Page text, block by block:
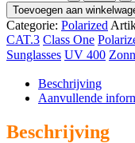
Toevoegen aan
Categorie: Polarized
CAT.3 Class One
Sunglasses UV 400
Beschrijving
Aanvullende
Beschrijving